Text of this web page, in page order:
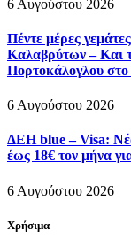
6 Αυγούστου 2026
Πέντε μέρες
Καλαβρύτων – Και
Πορτοκάλογλου
6 Αυγούστου 2026
ΔΕΗ blue – Visa:
έως 18€ τον μήνα
6 Αυγούστου 2026
Χρήσιμα